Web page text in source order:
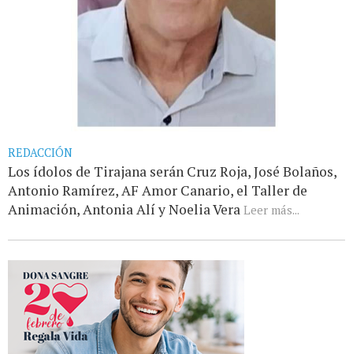
REDACCIÓN
Los ídolos de Tirajana serán Cruz Roja, José Bolaños,
Antonio Ramírez, AF Amor Canario, el Taller de
Animación, Antonia Alí y Noelia Vera Leer más...